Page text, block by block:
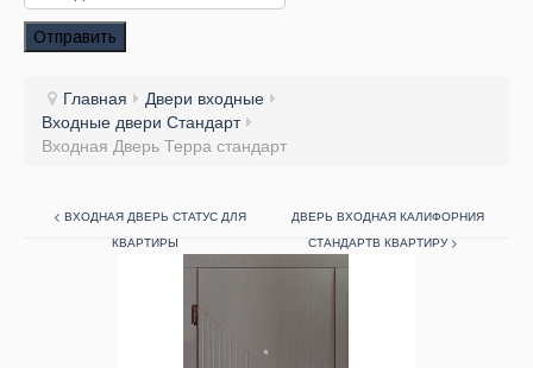
Отправить
Главная
Двери входные
Входные двери Стандарт
Входная Дверь Терра стандарт
< ВХОДНАЯ ДВЕРЬ СТАТУС ДЛЯ
КВАРТИРЫ
ДВЕРЬ ВХОДНАЯ КАЛИФОРНИЯ
СТАНДАРТВ КВАРТИРУ >